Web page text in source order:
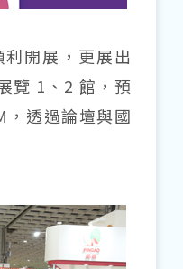
開展，更展出
覽 1、2 館，預
，透過論壇與國